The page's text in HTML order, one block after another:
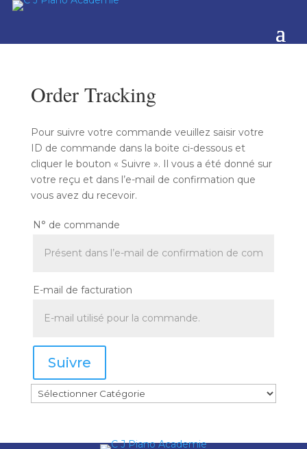
Order Tracking
Pour suivre votre commande veuillez saisir votre
ID de commande dans la boite ci-dessous et
cliquer le bouton « Suivre ». Il vous a été donné sur
votre reçu et dans l’e-mail de confirmation que
vous avez du recevoir.
N° de commande
E-mail de facturation
Suivre